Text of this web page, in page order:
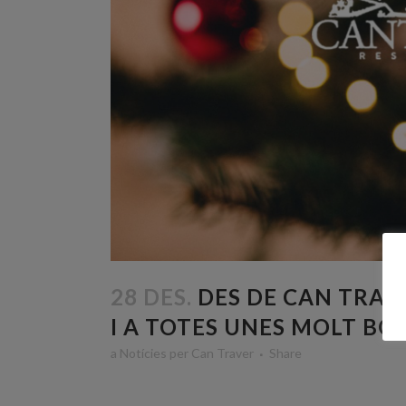
28 DES. DES DE CAN
I A TOTES UNES MOLT
a Notícies per Can Traver Share